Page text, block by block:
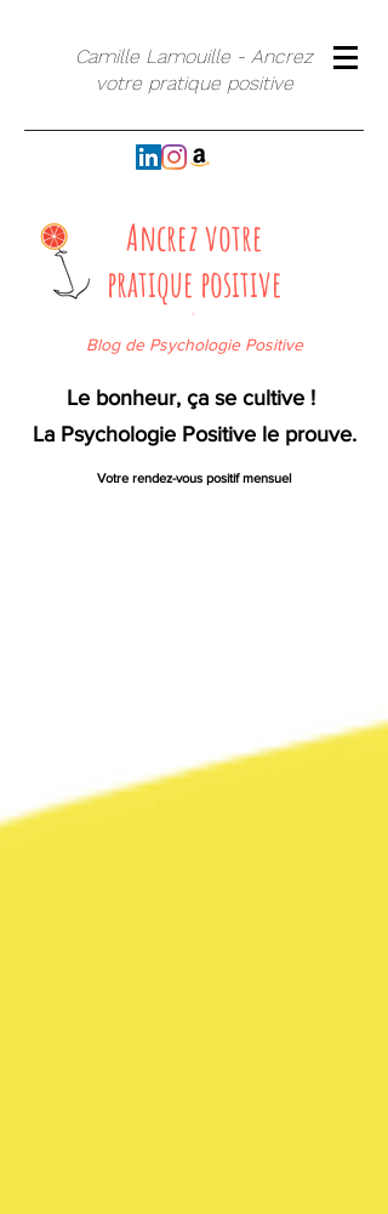
Camille Lamouille - Ancrez
votre pratique positive
Ancrez votre
pratique positive
`
Blog de Psychologie Positive
Le bonheur, ça se cultive !
La Psychologie Positive le prouve.
Votre rendez-vous positif mensuel